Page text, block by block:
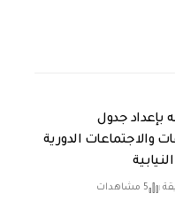
بإعداد جدول
والاجتماعات الدورية
5 مشاهدات